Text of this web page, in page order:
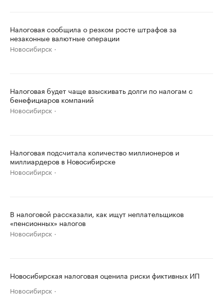
Налоговая сообщила о резком росте штрафов за
незаконные валютные операции
Новосибирск
Налоговая будет чаще взыскивать долги по налогам с
бенефициаров компаний
Новосибирск
Налоговая подсчитала количество миллионеров и
миллиардеров в Новосибирске
Новосибирск
В налоговой рассказали, как ищут неплательщиков
«пенсионных» налогов
Новосибирск
Новосибирская налоговая оценила риски фиктивных ИП
Новосибирск